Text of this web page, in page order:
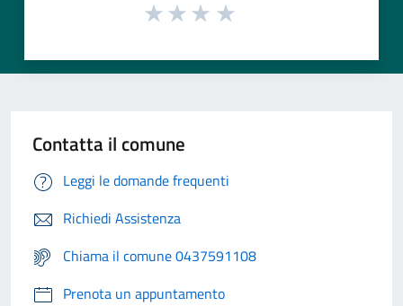
Contatta il comune
Leggi le domande frequenti
Richiedi Assistenza
Chiama il comune 0437591108
Prenota un appuntamento